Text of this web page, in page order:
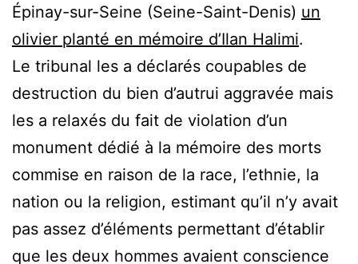
Épinay-sur-Seine (Seine-Saint-Denis) un
olivier planté en mémoire d’Ilan Halimi.
Le tribunal les a déclarés coupables de
destruction du bien d’autrui aggravée mais
les a relaxés du fait de violation d’un
monument dédié à la mémoire des morts
commise en raison de la race, l’ethnie, la
nation ou la religion, estimant qu’il n’y avait
pas assez d’éléments permettant d’établir
que les deux hommes avaient conscience